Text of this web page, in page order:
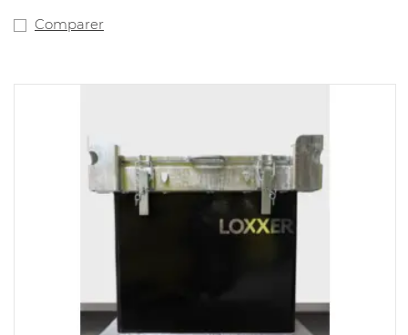
système unique d'overduck avec possibilité de
Possibilité d'ajouter un système d'aérosol (1063002) pour
Frais de transport inclus - lors de la commande, veuillez
indiquer CLAIREMENT si un chariot élévateur est
Comparer